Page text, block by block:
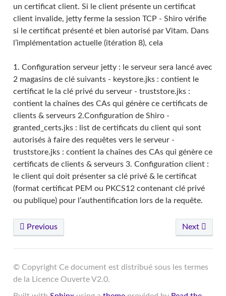
un certificat client. Si le client présente un certificat
client invalide, jetty ferme la session TCP - Shiro vérifie
si le certificat présenté et bien autorisé par Vitam. Dans
l’implémentation actuelle (itération 8), cela
1. Configuration serveur jetty : le serveur sera lancé avec
2 magasins de clé suivants - keystore.jks : contient le
certificat le la clé privé du serveur - truststore.jks :
contient la chaînes des CAs qui génère ce certificats de
clients & serveurs 2.Configuration de Shiro -
granted_certs.jks : list de certificats du client qui sont
autorisés à faire des requêtes vers le serveur -
truststore.jks : contient la chaînes des CAs qui génère ce
certificats de clients & serveurs 3. Configuration client :
le client qui doit présenter sa clé privé & le certificat
(format certificat PEM ou PKCS12 contenant clé privé
ou publique) pour l’authentification lors de la requête.
Previous Next
© Copyright Ce document est distribué sous les termes
de la Licence Ouverte V2.0.